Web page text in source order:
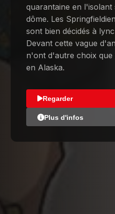
quarantaine en
dôme. Les
sont bien décidés à
Devant cette vague
n'ont d'autre choix
en Alaska.
Regarder
Plus d'infos